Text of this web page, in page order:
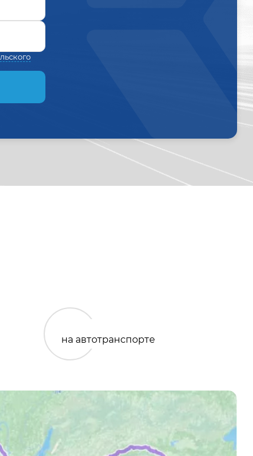
на автотранспорте